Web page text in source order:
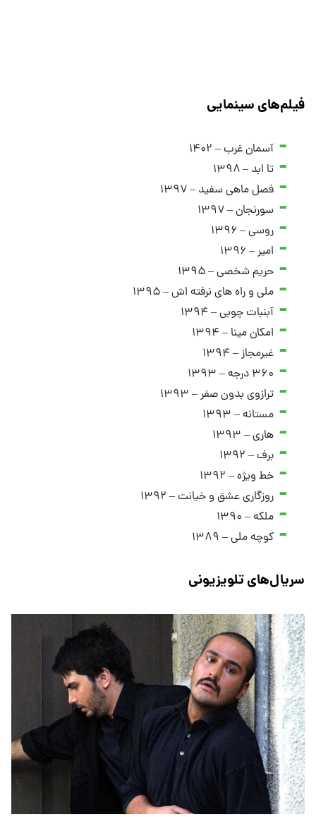
فیلم‌های سینمایی
آسمان غرب – ۱۴۰۲
تا ابد – ۱۳۹۸
فصل ماهی سفید – ۱۳۹۷
سورنجان – ۱۳۹۷
روسی – ۱۳۹۶
امیر – ۱۳۹۶
حریم شخصی – ۱۳۹۵
ملی و راه ‌های نرفته ‌اش – ۱۳۹۵
آبنبات چوبی – ۱۳۹۴
امکان مینا – ۱۳۹۴
غیرمجاز – ۱۳۹۴
۳۶۰ درجه – ۱۳۹۳
ترازوی بدون صفر – ۱۳۹۳
مستانه – ۱۳۹۳
هاری – ۱۳۹۳
برف – ۱۳۹۲
خط ویژه – ۱۳۹۲
روزگاری عشق و خیانت – ۱۳۹۲
ملکه – ۱۳۹۰
کوچه ملی – ۱۳۸۹
سریال‌های تلویزیونی